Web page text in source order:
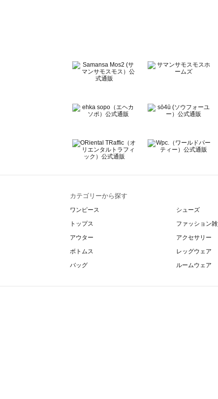
BETTY'S BLUE（べティーズブルー）のシャツ・ブラウ
Wpc.（ワールドパーティー）のシャツ・ブラウス一覧
カテゴリーから探す
ワンピース
トップス
アウター
ボトムス
バッグ
シューズ
ファッション
アクセサリー
レッグウェア
ルームウェア